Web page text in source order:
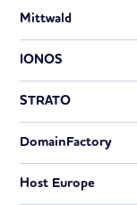
Mittwald
IONOS
STRATO
DomainFactory
Host Europe